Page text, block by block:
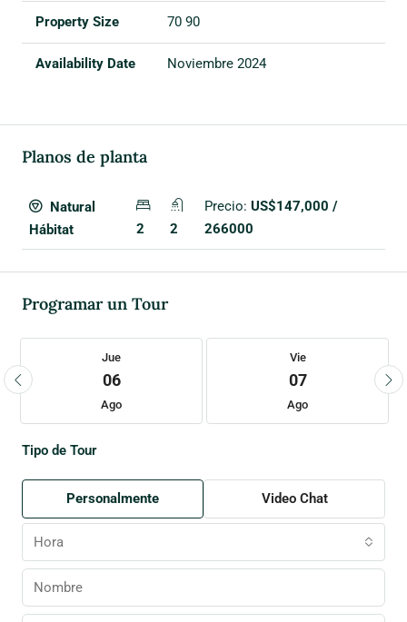
70 90
Noviembre 2024
Planos de planta
Natural
Hábitat
2 2
Precio:US$147,000 /
266000
Programar un Tour
Jue
06
Ago
Vie
07
Ago
Tipo de Tour
Personalmente Video Chat
Hora